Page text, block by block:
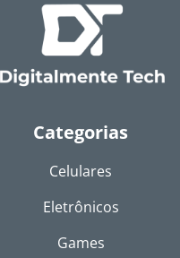
Categorias
Celulares
Eletrônicos
Games